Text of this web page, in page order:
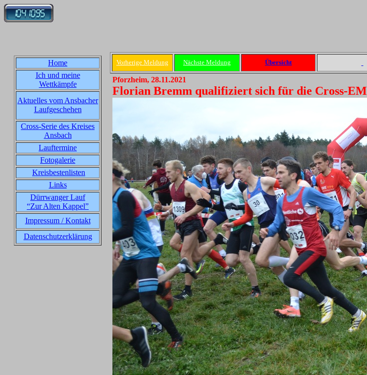
Home
Ich und meine
Wettkämpfe
Aktuelles vom Ansbacher
Laufgeschehen
Cross-Serie des Kreises
Ansbach
Lauftermine
Fotogalerie
Kreisbestenlisten
Links
Dürrwanger Lauf
“Zur Alten Kappel”
Impressum / Kontakt
Datenschutzerklärung
Vorherige Meldung Nächste Meldung Übersicht
Pforzheim, 28.11.2021
Florian Bremm qualifiziert sich für die Cross-EM